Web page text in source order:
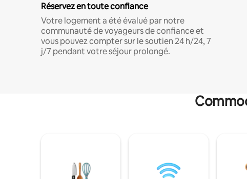
Réservez en toute confiance
Votre logement a été évalué par notre
communauté de voyageurs de confiance et
vous pouvez compter sur le soutien 24 h/24, 7
j/7 pendant votre séjour prolongé.